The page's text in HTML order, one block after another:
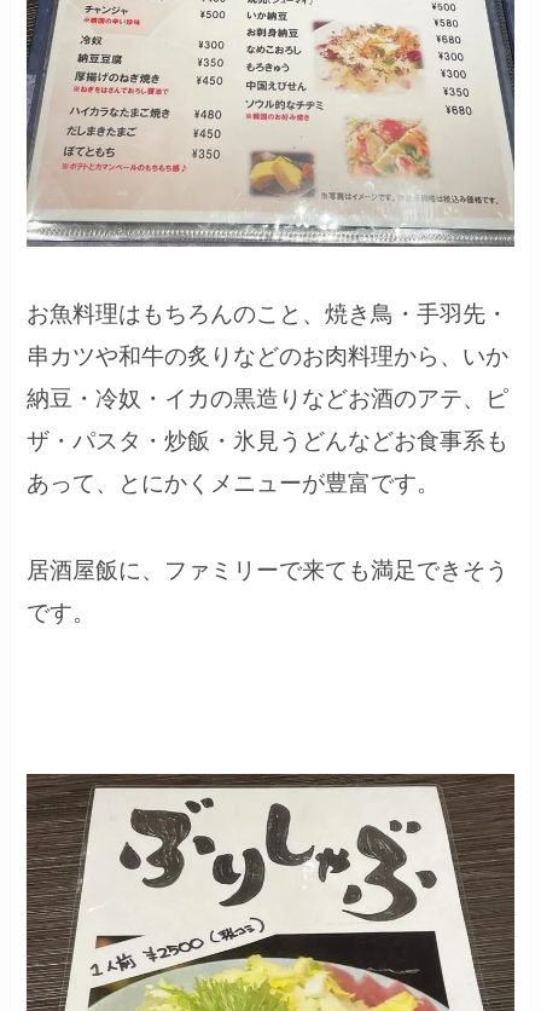
お魚料理はもちろんのこと、焼き鳥・手羽先・
串カツや和牛の炙りなどのお肉料理から、いか
納豆・冷奴・イカの黒造りなどお酒のアテ、ピ
ザ・パスタ・炒飯・氷見うどんなどお食事系も
あって、とにかくメニューが豊富です。
居酒屋飯に、ファミリーで来ても満足できそう
です。